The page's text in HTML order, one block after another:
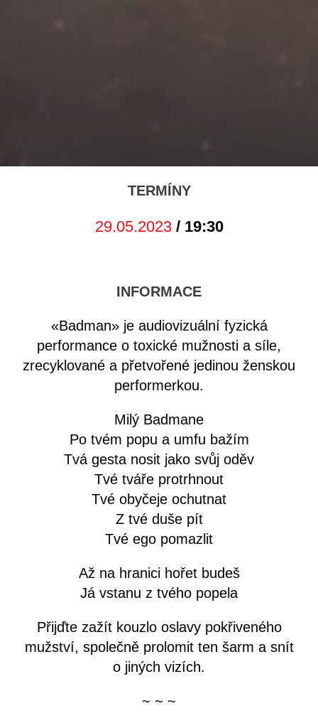
TERMÍNY
29.05.2023/ 19:30
INFORMACE
«Badman» je audiovizuální fyzická
performance o toxické mužnosti a síle,
zrecyklované a přetvořené jedinou ženskou
performerkou.
Milý Badmane
Po tvém popu a umfu bažím
Tvá gesta nosit jako svůj oděv
Tvé tváře protrhnout
Tvé obyčeje ochutnat
Z tvé duše pít
Tvé ego pomazlit
Až na hranici hořet budeš
Já vstanu z tvého popela
Přijďte zažít kouzlo oslavy pokřiveného
mužství, společně prolomit ten šarm a snít
o jiných vizích.
~ ~ ~